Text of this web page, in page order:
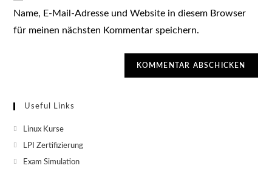
Kommentieren
ein
ein
(optional)
Name, E-Mail-Adresse und Website in diesem Browser
für meinen nächsten Kommentar speichern.
Useful Links
Linux Kurse
LPI Zertifizierung
Exam Simulation